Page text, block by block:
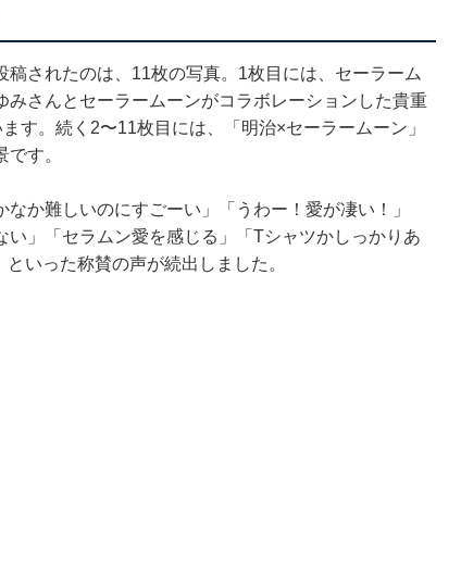
稿されたのは、11枚の写真。1枚目には、セーラーム
さんとセーラームーンがコラボレーションした貴重
す。続く2〜11枚目には、「明治×セーラームーン」
す。
か難しいのにすごーい」「うわー！愛が凄い！」
い」「セラムン愛を感じる」「Tシャツかしっかりあ
いった称賛の声が続出しました。